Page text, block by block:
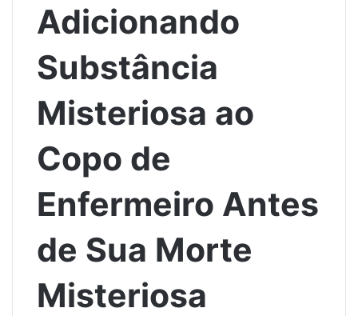
Adicionando
Substância
Misteriosa ao
Copo de
Enfermeiro Antes
de Sua Morte
Misteriosa